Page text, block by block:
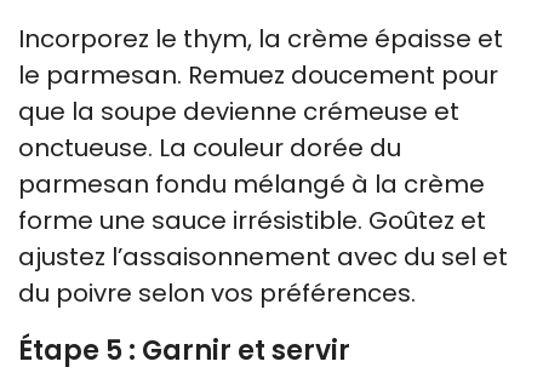
Incorporez le thym, la crème épaisse et
le parmesan. Remuez doucement pour
que la soupe devienne crémeuse et
onctueuse. La couleur dorée du
parmesan fondu mélangé à la crème
forme une sauce irrésistible. Goûtez et
ajustez l’assaisonnement avec du sel et
du poivre selon vos préférences.
Étape 5 : Garnir et servir